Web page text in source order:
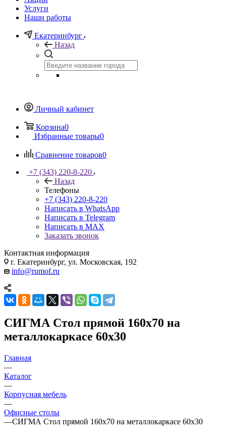
Услуги
Наши работы
Екатеринбург
Назад
Личный кабинет
Корзина0
Избранные товары0
Сравнение товаров0
+7 (343) 220-8-220
Назад
Телефоны
+7 (343) 220-8-220
Написать в WhatsApp
Написать в Telegram
Написать в MAX
Заказать звонок
Контактная информация
г. Екатеринбург, ул. Московская, 192
info@rumof.ru
СИГМА Стол прямой 160х70 на
металлокаркасе 60х30
Главная
—
Каталог
—
Корпусная мебель
—
Офисные столы
—СИГМА Стол прямой 160х70 на металлокаркасе 60х30